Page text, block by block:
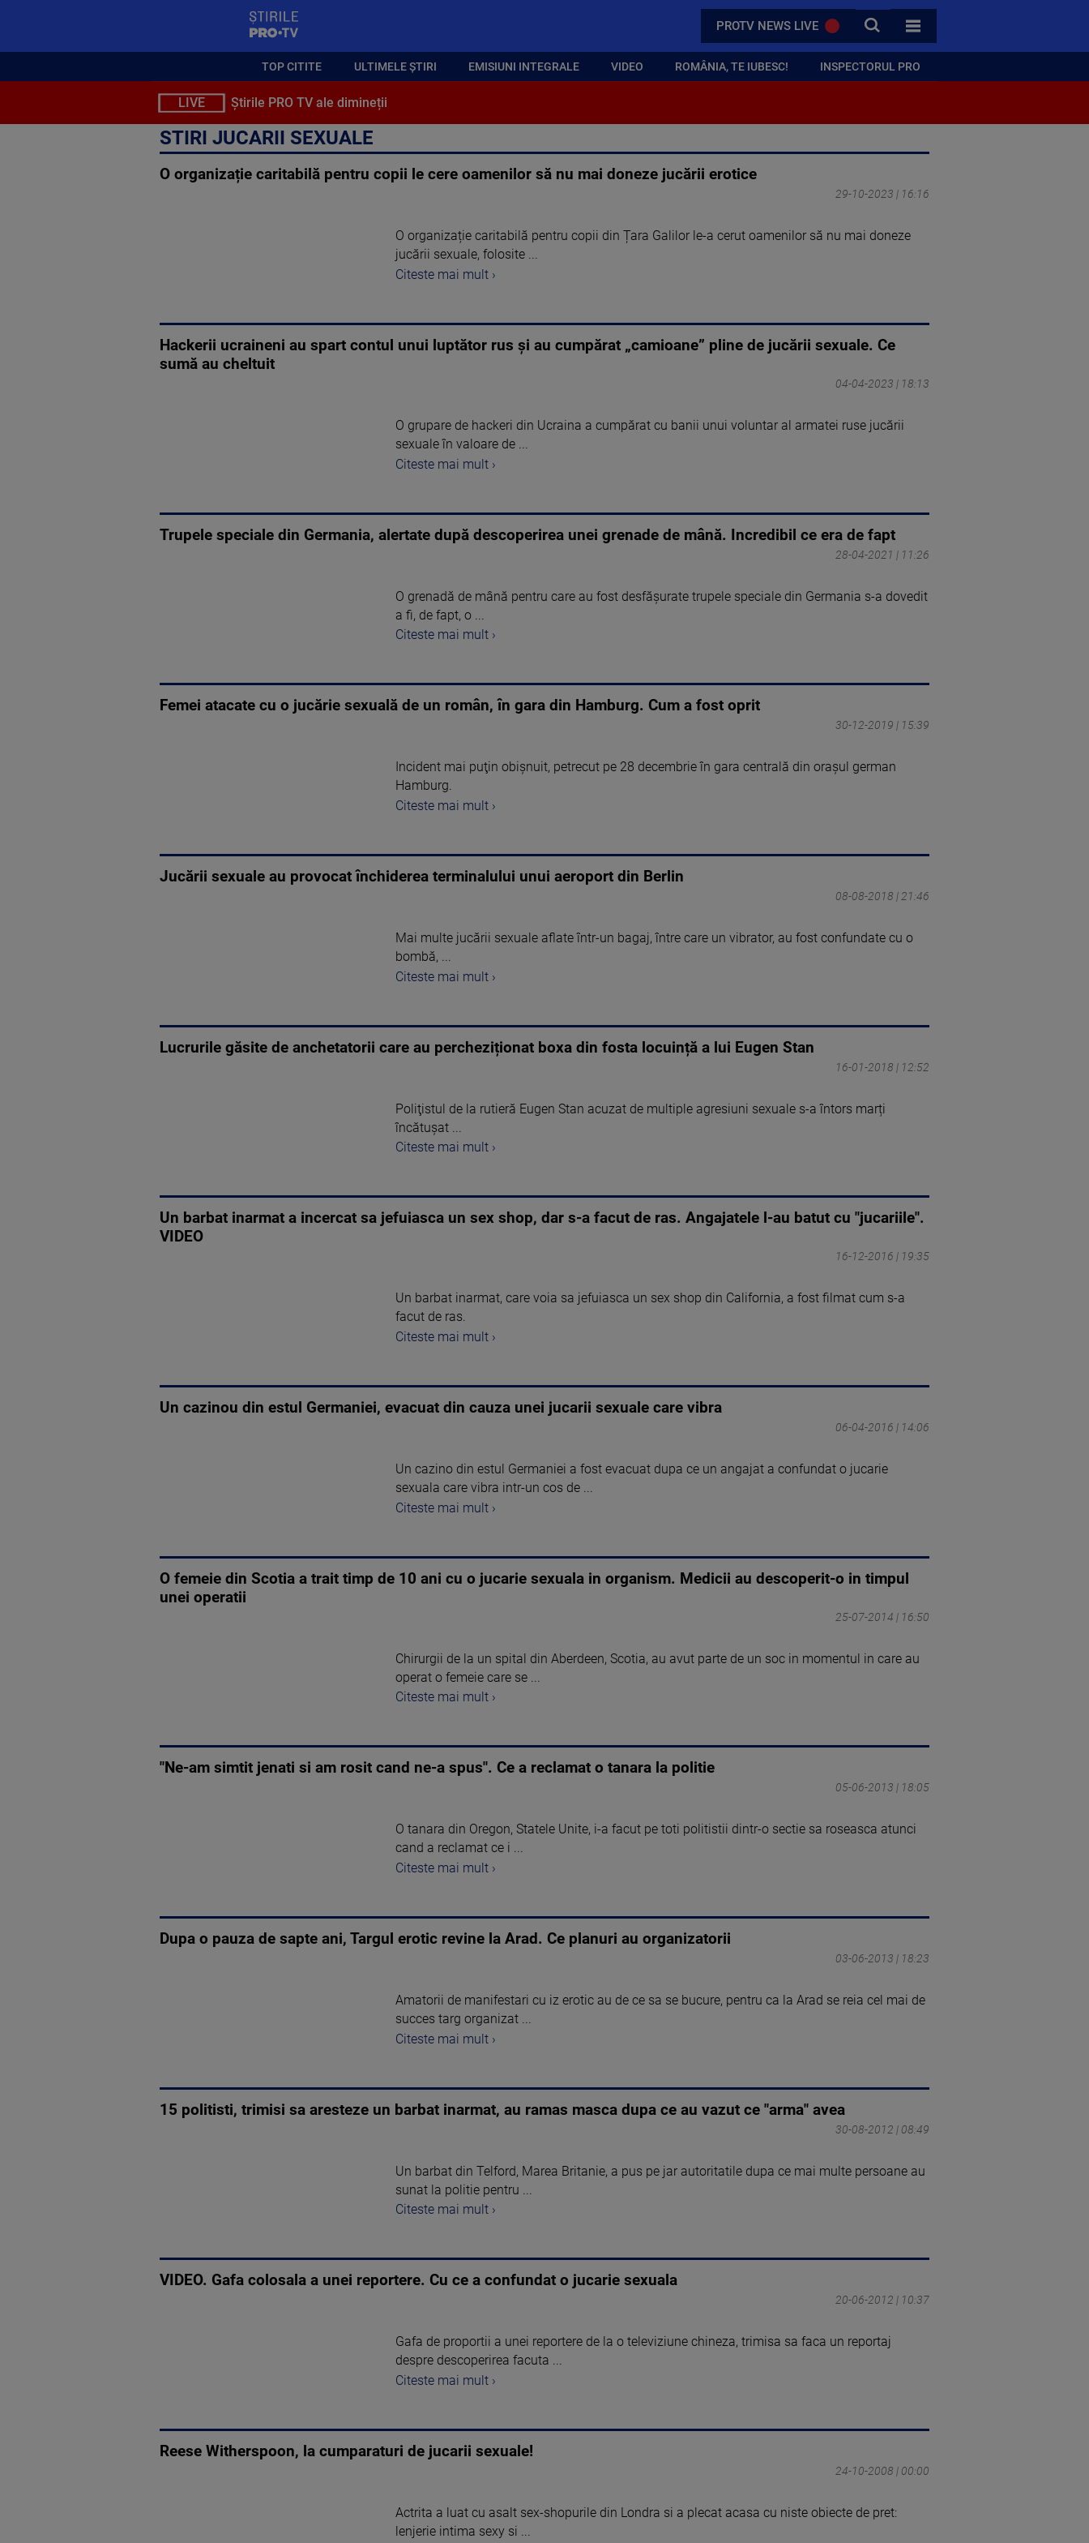
PROTV NEWS LIVE CAUTA
TOATE CATEGORIILE
TOP CITITE ULTIMELE ȘTIRI EMISIUNI INTEGRALE VIDEO ROMÂNIA, TE IUBESC! INSPECTORUL PRO
LIVE Știrile PRO TV ale dimineții
STIRI JUCARII SEXUALE
O organizație caritabilă pentru copii le cere oamenilor să nu mai doneze jucării erotice
29-10-2023 | 16:16
O organizație caritabilă pentru copii din Țara Galilor le-a cerut oamenilor să nu mai doneze
jucării sexuale, folosite ...
Citeste mai mult ›
Hackerii ucraineni au spart contul unui luptător rus și au cumpărat „camioane” pline de jucării sexuale. Ce
sumă au cheltuit
04-04-2023 | 18:13
O grupare de hackeri din Ucraina a cumpărat cu banii unui voluntar al armatei ruse jucării
sexuale în valoare de ...
Citeste mai mult ›
Trupele speciale din Germania, alertate după descoperirea unei grenade de mână. Incredibil ce era de fapt
28-04-2021 | 11:26
O grenadă de mână pentru care au fost desfășurate trupele speciale din Germania s-a dovedit
a fi, de fapt, o ...
Citeste mai mult ›
Femei atacate cu o jucărie sexuală de un român, în gara din Hamburg. Cum a fost oprit
30-12-2019 | 15:39
Incident mai puţin obişnuit, petrecut pe 28 decembrie în gara centrală din oraşul german
Hamburg.
Citeste mai mult ›
Jucării sexuale au provocat închiderea terminalului unui aeroport din Berlin
08-08-2018 | 21:46
Mai multe jucării sexuale aflate într-un bagaj, între care un vibrator, au fost confundate cu o
bombă, ...
Citeste mai mult ›
Lucrurile găsite de anchetatorii care au percheziționat boxa din fosta locuință a lui Eugen Stan
16-01-2018 | 12:52
Poliţistul de la rutieră Eugen Stan acuzat de multiple agresiuni sexuale s-a întors marți
încătuşat ...
Citeste mai mult ›
Un barbat inarmat a incercat sa jefuiasca un sex shop, dar s-a facut de ras. Angajatele l-au batut cu "jucariile".
VIDEO
16-12-2016 | 19:35
Un barbat inarmat, care voia sa jefuiasca un sex shop din California, a fost filmat cum s-a
facut de ras.
Citeste mai mult ›
Un cazinou din estul Germaniei, evacuat din cauza unei jucarii sexuale care vibra
06-04-2016 | 14:06
Un cazino din estul Germaniei a fost evacuat dupa ce un angajat a confundat o jucarie
sexuala care vibra intr-un cos de ...
Citeste mai mult ›
O femeie din Scotia a trait timp de 10 ani cu o jucarie sexuala in organism. Medicii au descoperit-o in timpul
unei operatii
25-07-2014 | 16:50
Chirurgii de la un spital din Aberdeen, Scotia, au avut parte de un soc in momentul in care au
operat o femeie care se ...
Citeste mai mult ›
"Ne-am simtit jenati si am rosit cand ne-a spus". Ce a reclamat o tanara la politie
05-06-2013 | 18:05
O tanara din Oregon, Statele Unite, i-a facut pe toti politistii dintr-o sectie sa roseasca atunci
cand a reclamat ce i ...
Citeste mai mult ›
Dupa o pauza de sapte ani, Targul erotic revine la Arad. Ce planuri au organizatorii
03-06-2013 | 18:23
Amatorii de manifestari cu iz erotic au de ce sa se bucure, pentru ca la Arad se reia cel mai de
succes targ organizat ...
Citeste mai mult ›
15 politisti, trimisi sa aresteze un barbat inarmat, au ramas masca dupa ce au vazut ce "arma" avea
30-08-2012 | 08:49
Un barbat din Telford, Marea Britanie, a pus pe jar autoritatile dupa ce mai multe persoane au
sunat la politie pentru ...
Citeste mai mult ›
VIDEO. Gafa colosala a unei reportere. Cu ce a confundat o jucarie sexuala
20-06-2012 | 10:37
Gafa de proportii a unei reportere de la o televiziune chineza, trimisa sa faca un reportaj
despre descoperirea facuta ...
Citeste mai mult ›
Reese Witherspoon, la cumparaturi de jucarii sexuale!
24-10-2008 | 00:00
Actrita a luat cu asalt sex-shopurile din Londra si a plecat acasa cu niste obiecte de pret:
lenjerie intima sexy si ...